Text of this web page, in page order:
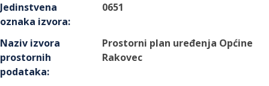
Jedinstvena
oznaka izvora:
0651
Naziv izvora
prostornih
podataka:
Prostorni plan uređenja Općine
Rakovec